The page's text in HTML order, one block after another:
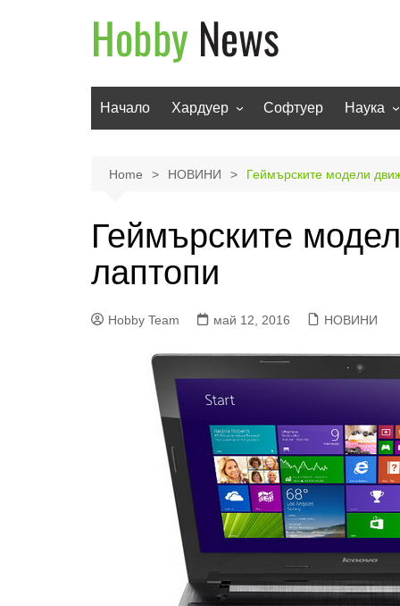
Начало Хардуер
Телевизори
Фото и видео
Софтуер Наука
Роботи
Home НОВИНИ Геймърските модели
Геймърските
лаптопи
Hobby Team май 12, 2016 НОВИНИ